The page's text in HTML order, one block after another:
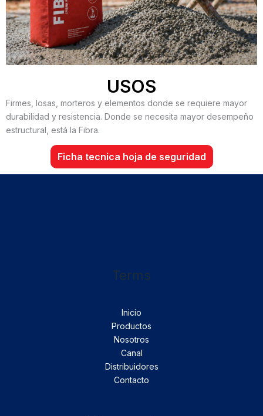
USOS
Firmes, losas, morteros y elementos donde se requiere mayor
durabilidad y resistencia. Donde se necesita mayor desempeño
estructural, está la Fibra.
Ficha tecnica hoja de seguridad
Terms
Inicio
Productos
Nosotros
Canal
Distribuidores
Contacto